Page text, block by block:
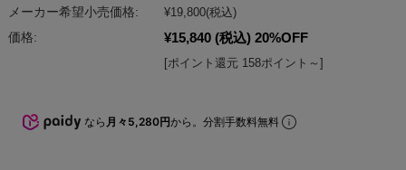
メーカー希望小売価格: ¥19,800(税込)
価格:
¥15,840 (税込) 20%OFF
[ポイント還元 158ポイント～]
なら 月々5,280円から。分割手数料無料